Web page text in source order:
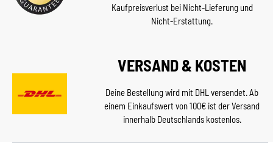
Kaufpreisverlust bei Nicht-Lieferung und
Nicht-Erstattung.
VERSAND & KOSTEN
Deine Bestellung wird mit DHL versendet. Ab
einem Einkaufswert von 100€ ist der Versand
innerhalb Deutschlands kostenlos.